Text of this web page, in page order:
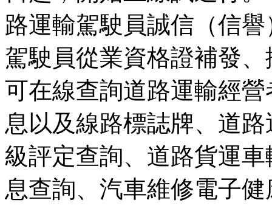
路運輸駕駛員誠信（信
駕駛員從業資格證補發
可在線查詢道路運輸經
息以及線路標誌牌、道
級評定查詢、道路貨運
息查詢、汽車維修電子